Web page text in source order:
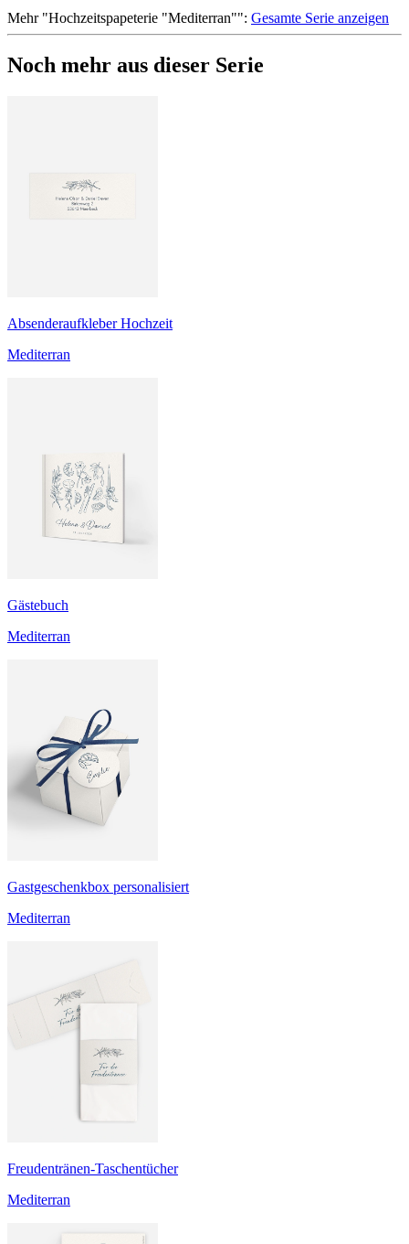
Mehr"Hochzeitspapeterie "Mediterran"": Gesamte Serie anzeigen
Noch mehr aus dieser Serie
Absenderaufkleber Hochzeit
Mediterran
Gästebuch
Mediterran
Gastgeschenkbox personalisiert
Mediterran
Freudentränen-Taschentücher
Mediterran